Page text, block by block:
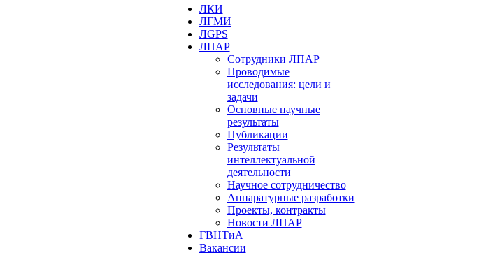
ЛКИ
ЛГМИ
ЛGPS
ЛПАР
Сотрудники ЛПАР
Проводимые
исследования: цели и
задачи
Основные научные
результаты
Публикации
Результаты
интеллектуальной
деятельности
Научное сотрудничество
Аппаратурные разработки
Проекты, контракты
Новости ЛПАР
ГВНТиА
Вакансии